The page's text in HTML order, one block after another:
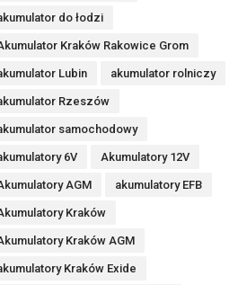
do łodzi
Kraków Rakowice Grom
Lubin akumulator rolniczy
Rzeszów
samochodowy
6V Akumulatory 12V
AGM akumulatory EFB
Kraków
Kraków AGM
Kraków Exide